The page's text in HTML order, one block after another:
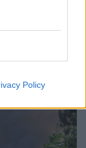
Policy